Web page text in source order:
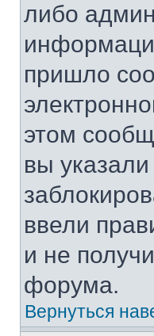
либо
пришло
этом
вы
ввели
и не
форума.
Вернуться